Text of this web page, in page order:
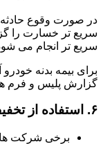
در صورت وقوع
سریع تر خسارت را
سریع تر انجام می
برای بیمه بدنه
گزارش پلیس و فرم
۶. استفاده از
برخی شرکت های